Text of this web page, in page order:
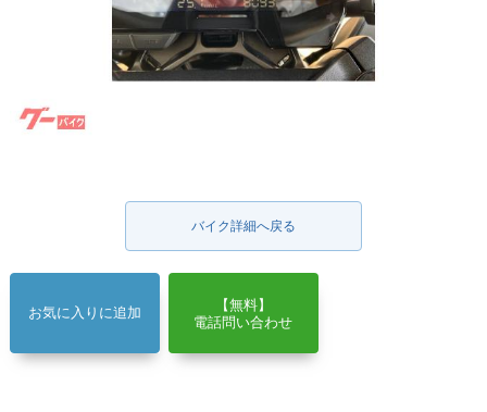
バイク詳細へ戻る
お気に入りに追加
【無料】
電話問い合わせ